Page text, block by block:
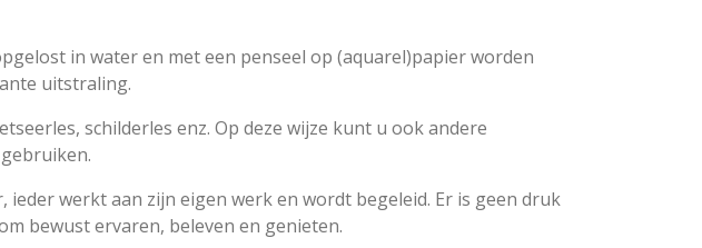
in water en met een penseel op (aquarel)papier worden
uitstraling.
schilderles enz. Op deze wijze kunt u ook andere
werkt aan zijn eigen werk en wordt begeleid. Er is geen druk
bewust ervaren, beleven en genieten.